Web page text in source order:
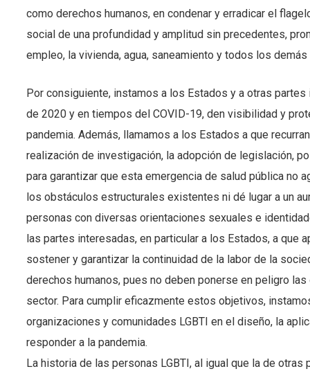
como derechos humanos, en condenar y erradicar el
social de una profundidad y amplitud sin precedentes,
empleo, la vivienda, agua, saneamiento y todos los
Por consiguiente, instamos a los Estados y a otras
de 2020 y en tiempos del COVID-19, den visibilidad y
pandemia. Además, llamamos a los Estados a que
realización de investigación, la adopción de legislación,
para garantizar que esta emergencia de salud pública
los obstáculos estructurales existentes ni dé lugar a un
personas con diversas orientaciones sexuales e
las partes interesadas, en particular a los Estados, a que
sostener y garantizar la continuidad de la labor de la
derechos humanos, pues no deben ponerse en peligro
sector. Para cumplir eficazmente estos objetivos,
organizaciones y comunidades LGBTI en el diseño, la
responder a la pandemia.
La historia de las personas LGBTI, al igual que la de